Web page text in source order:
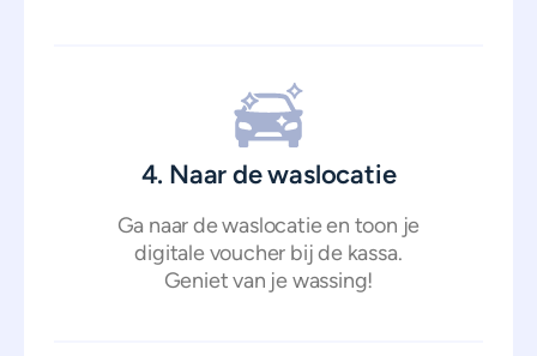
4. Naar de waslocatie
Ga naar de waslocatie en toon je
digitale voucher bij de kassa.
Geniet van je wassing!